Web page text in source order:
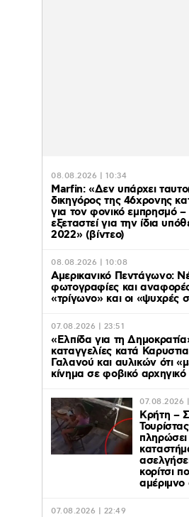
08.08.2026 | 10:34
Marfin: «Δεν υπάρχει
δικηγόρος της 46χρονης
για τον φονικό εμπρησμό –
εξεταστεί για την ίδια
2022» (βίντεο)
08.08.2026 | 10:08
Αμερικανικό Πεντάγωνο:
φωτογραφίες και
«τρίγωνο» και οι «ψυχρές
07.08.2026 | 23:51
«Ελπίδα για τη
καταγγελίες κατά
Γαλανού και αυλικών ότι
κίνημα σε φοβικό
07.08.2026
Κρήτη –
κορίτσι
07.08.2026 | 22:49